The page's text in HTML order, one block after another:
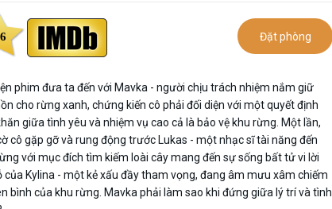
Đặt phòng
phim đưa ta đến với Mavka - người chịu trách nhiệm nắm giữ
cho rừng xanh, chứng kiến cô phải đối diện với một quyết định
giữa tình yêu và nhiệm vụ cao cả là bảo vệ khu rừng. Một lần,
cô gặp gỡ và rung động trước Lukas - một nhạc sĩ tài năng đến
với mục đích tìm kiếm loài cây mang đến sự sống bất tử vi lời
của Kylina - một kẻ xấu đầy tham vọng, đang âm mưu xâm chiếm
bình của khu rừng. Mavka phải làm sao khi đứng giữa lý trí và tình